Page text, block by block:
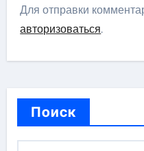
Для отправки
авторизоваться.
Поиск